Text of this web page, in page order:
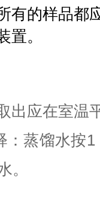
有的样品都
置。
出应在室温
：蒸馏水按
。